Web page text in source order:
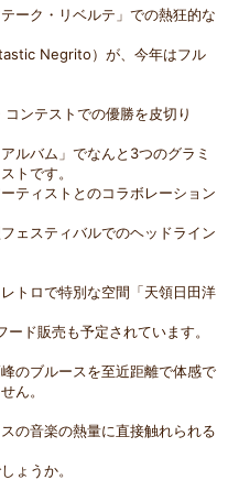
ーク・リベルテ」での熱狂的な
Negrito）が、今年はフル
ンテストでの優勝を皮切り
ルバム」でなんと3つのグラミ
トです。
ティストとのコラボレーション
ェスティバルでのヘッドライン
トロで特別な空間「天領日田洋
ド販売も予定されています。
のブルースを至近距離で体感で
ん。
の音楽の熱量に直接触れられる
ょうか。